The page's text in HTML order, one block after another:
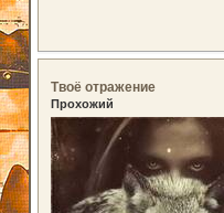
Твоё отражение
Прохожий